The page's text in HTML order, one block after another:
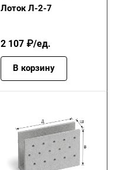
Лоток Л-2-7
2 107 ₽/ед.
В корзину